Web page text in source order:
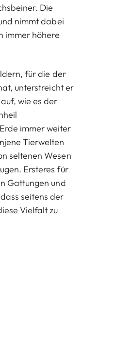
Die
nimmt dabei
immer höhere
für die der
unterstreicht er
wie es der
immer weiter
Tierwelten
seltenen Wesen
Ersteres für
Gattungen und
seitens der
Vielfalt zu